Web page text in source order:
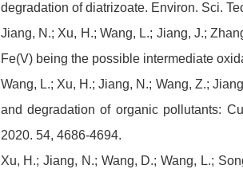
degradation of diatrizoate. Environ. Sci.
Jiang, N.; Xu, H.; Wang, L.; Jiang, J.;
Fe(V) being the possible intermediate
Wang, L.; Xu, H.; Jiang, N.; Wang, Z.;
and degradation of organic pollutants:
2020. 54, 4686-4694.
Xu, H.; Jiang, N.; Wang, D.; Wang, L.;